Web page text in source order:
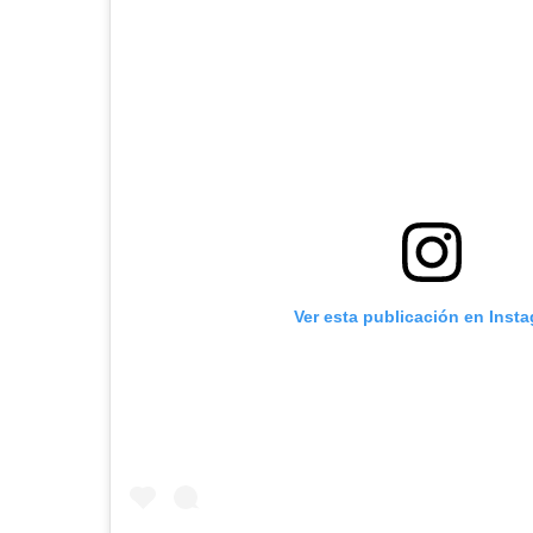
Ver esta publicación en